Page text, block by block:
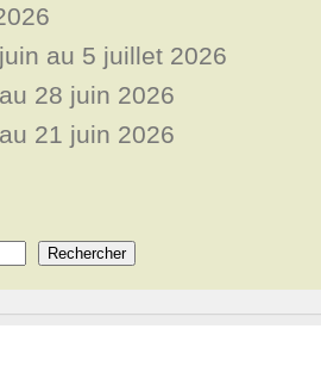
au 5 juillet 2026
28 juin 2026
21 juin 2026
Rechercher